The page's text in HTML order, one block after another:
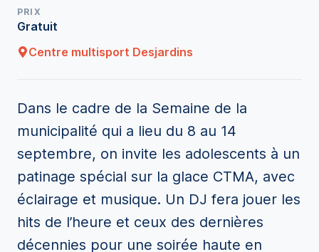
PRIX
Gratuit
Centre multisport Desjardins
Dans le cadre de la Semaine de la
municipalité qui a lieu du 8 au 14
septembre, on invite les adolescents à un
patinage spécial sur la glace CTMA, avec
éclairage et musique. Un DJ fera jouer les
hits de l’heure et ceux des dernières
décennies pour une soirée haute en